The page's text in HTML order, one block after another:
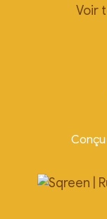
Voir
Conçu